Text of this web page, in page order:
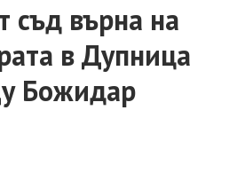
съд върна на
в Дупница
Божидар